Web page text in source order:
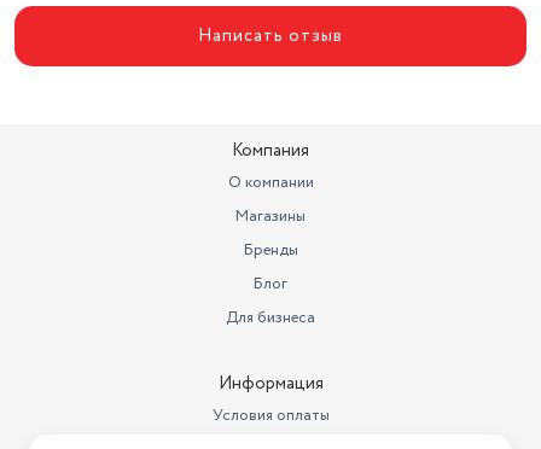
Написать отзыв
Компания
О компании
Магазины
Бренды
Блог
Для бизнеса
Информация
Условия оплаты